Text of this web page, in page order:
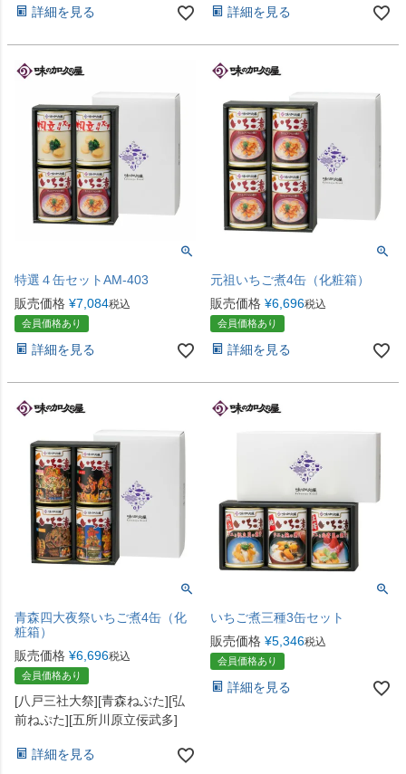
詳細を見る 詳細を見る
特選４缶セットAM-403
販売価格 ¥7,084税込
会員価格あり
詳細を見る
元祖いちご煮4缶（化粧箱）
販売価格 ¥6,696税込
会員価格あり
詳細を見る
青森四大夜祭いちご煮4缶（化
粧箱）
販売価格 ¥6,696税込
会員価格あり
[八戸三社大祭][青森ねぶた][弘
前ねぷた][五所川原立佞武多]
詳細を見る
いちご煮三種3缶セット
販売価格 ¥5,346税込
会員価格あり
詳細を見る